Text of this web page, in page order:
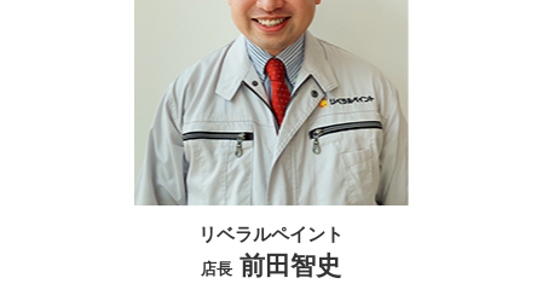
リベラルペイント
店長 前田智史